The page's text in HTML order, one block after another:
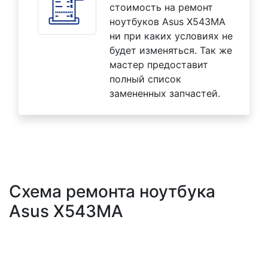
стоимость на ремонт
ноутбуков Asus X543MA
ни при каких условиях не
будет изменяться. Так же
мастер предоставит
полный список
замененных запчастей.
Схема ремонта ноутбука
Asus X543MA